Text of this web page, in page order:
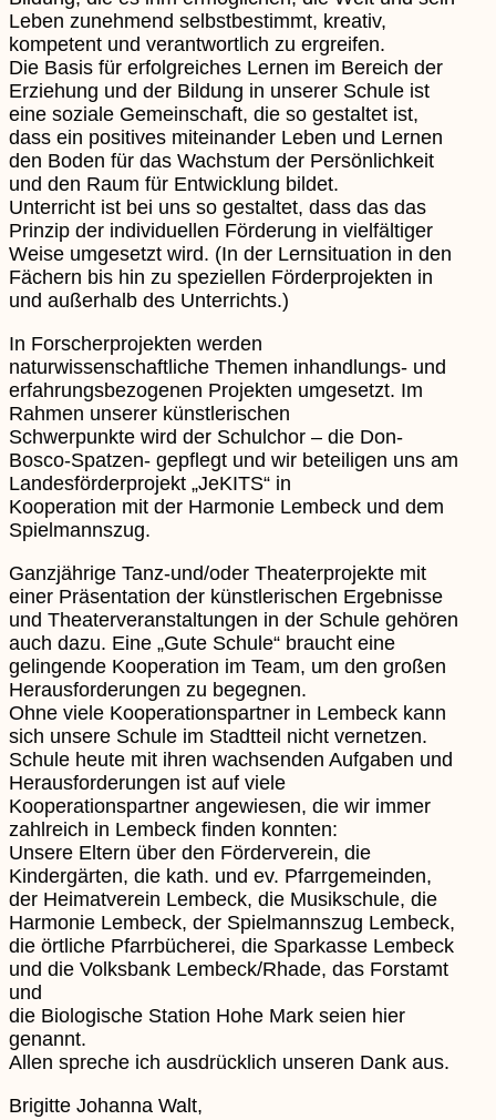
Leben zunehmend selbstbestimmt, kreativ,
kompetent und verantwortlich zu ergreifen.
Die Basis für erfolgreiches Lernen im Bereich der
Erziehung und der Bildung in unserer Schule ist
eine soziale Gemeinschaft, die so gestaltet ist,
dass ein positives miteinander Leben und Lernen
den Boden für das Wachstum der Persönlichkeit
und den Raum für Entwicklung bildet.
Unterricht ist bei uns so gestaltet, dass das das
Prinzip der individuellen Förderung in vielfältiger
Weise umgesetzt wird. (In der Lernsituation in den
Fächern bis hin zu speziellen Förderprojekten in
und außerhalb des Unterrichts.)
In Forscherprojekten werden
naturwissenschaftliche Themen inhandlungs- und
erfahrungsbezogenen Projekten umgesetzt. Im
Rahmen unserer künstlerischen
Schwerpunkte wird der Schulchor – die Don-
Bosco-Spatzen- gepflegt und wir beteiligen uns am
Landesförderprojekt „JeKITS“ in
Kooperation mit der Harmonie Lembeck und dem
Spielmannszug.
Ganzjährige Tanz-und/oder Theaterprojekte mit
einer Präsentation der künstlerischen Ergebnisse
und Theaterveranstaltungen in der Schule gehören
auch dazu. Eine „Gute Schule“ braucht eine
gelingende Kooperation im Team, um den großen
Herausforderungen zu begegnen.
Ohne viele Kooperationspartner in Lembeck kann
sich unsere Schule im Stadtteil nicht vernetzen.
Schule heute mit ihren wachsenden Aufgaben und
Herausforderungen ist auf viele
Kooperationspartner angewiesen, die wir immer
zahlreich in Lembeck finden konnten:
Unsere Eltern über den Förderverein, die
Kindergärten, die kath. und ev. Pfarrgemeinden,
der Heimatverein Lembeck, die Musikschule, die
Harmonie Lembeck, der Spielmannszug Lembeck,
die örtliche Pfarrbücherei, die Sparkasse Lembeck
und die Volksbank Lembeck/Rhade, das Forstamt
und
die Biologische Station Hohe Mark seien hier
genannt.
Allen spreche ich ausdrücklich unseren Dank aus.
Brigitte Johanna Walt,